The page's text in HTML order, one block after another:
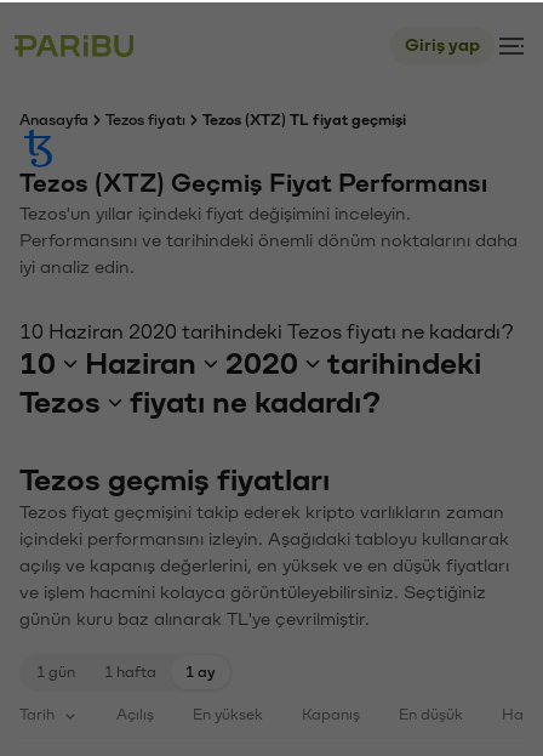
Giriş yap
Anasayfa Tezos fiyatı Tezos (XTZ) TL fiyat geçmişi
Tezos (XTZ) Geçmiş Fiyat Performansı
Tezos'un yıllar içindeki fiyat değişimini inceleyin.
Performansını ve tarihindeki önemli dönüm noktalarını daha
iyi analiz edin.
10 Haziran 2020 tarihindeki Tezos fiyatı ne kadardı?
10 Haziran 2020
tarihindeki
Tezos
fiyatı ne kadardı?
Tezos geçmiş fiyatları
Tezos fiyat geçmişini takip ederek kripto varlıkların zaman
içindeki performansını izleyin. Aşağıdaki tabloyu kullanarak
açılış ve kapanış değerlerini, en yüksek ve en düşük fiyatları
ve işlem hacmini kolayca görüntüleyebilirsiniz. Seçtiğiniz
günün kuru baz alınarak TL'ye çevrilmiştir.
1 gün 1 hafta 1 ay
Tarih Açılış En yüksek Kapanış En düşük